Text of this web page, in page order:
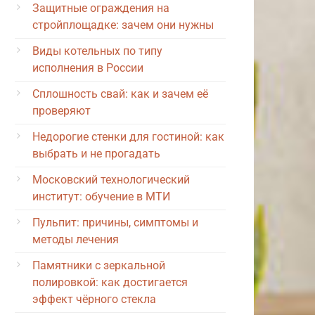
Защитные ограждения на
стройплощадке: зачем они нужны
Виды котельных по типу
исполнения в России
Сплошность свай: как и зачем её
проверяют
Недорогие стенки для гостиной: как
выбрать и не прогадать
Московский технологический
институт: обучение в МТИ
Пульпит: причины, симптомы и
методы лечения
Памятники с зеркальной
полировкой: как достигается
эффект чёрного стекла